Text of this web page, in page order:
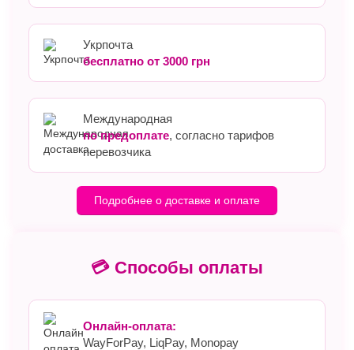
Укрпочта
бесплатно от 3000 грн
Международная
по предоплате, согласно тарифов
перевозчика
Подробнее о доставке и оплате
💳 Способы оплаты
Онлайн-оплата:
WayForPay, LiqPay, Monopay